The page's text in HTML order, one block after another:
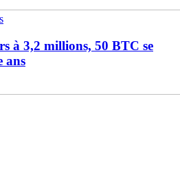
à 3,2 millions, 50 BTC se
ans